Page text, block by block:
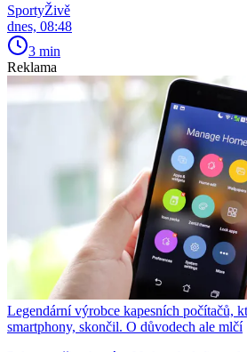
SportyŽivě
dnes, 08:48
3 min
Reklama
Legendární výrobce kapesních počítačů,
smartphony, skončil. O důvodech ale mlčí